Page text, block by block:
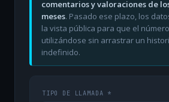
comentarios y valoraciones de
meses. Pasado ese plazo, los
la vista pública para que el
utilizándose sin arrastrar un
indefinido.
TIPO DE LLAMADA *